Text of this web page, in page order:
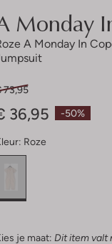
Monday
A Monday In
-50%
73,95
36,95
Roze
je maat: Dit item valt